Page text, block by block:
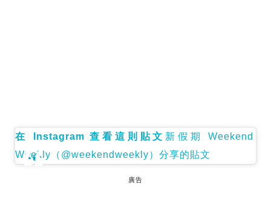
在 Instagram 查看這則貼文 新假期 Weekend
Weekly（@weekendweekly）分享的貼文
廣告